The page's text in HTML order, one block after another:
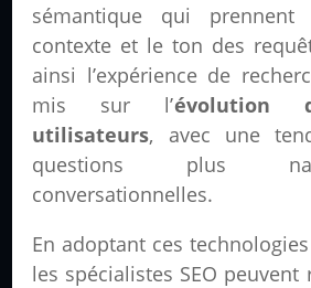
sémantique qui
contexte et le ton des
ainsi l’expérience de
mis sur l’évolution
utilisateurs, avec une
questions plus
conversationnelles.
En adoptant ces
les spécialistes SEO peuvent